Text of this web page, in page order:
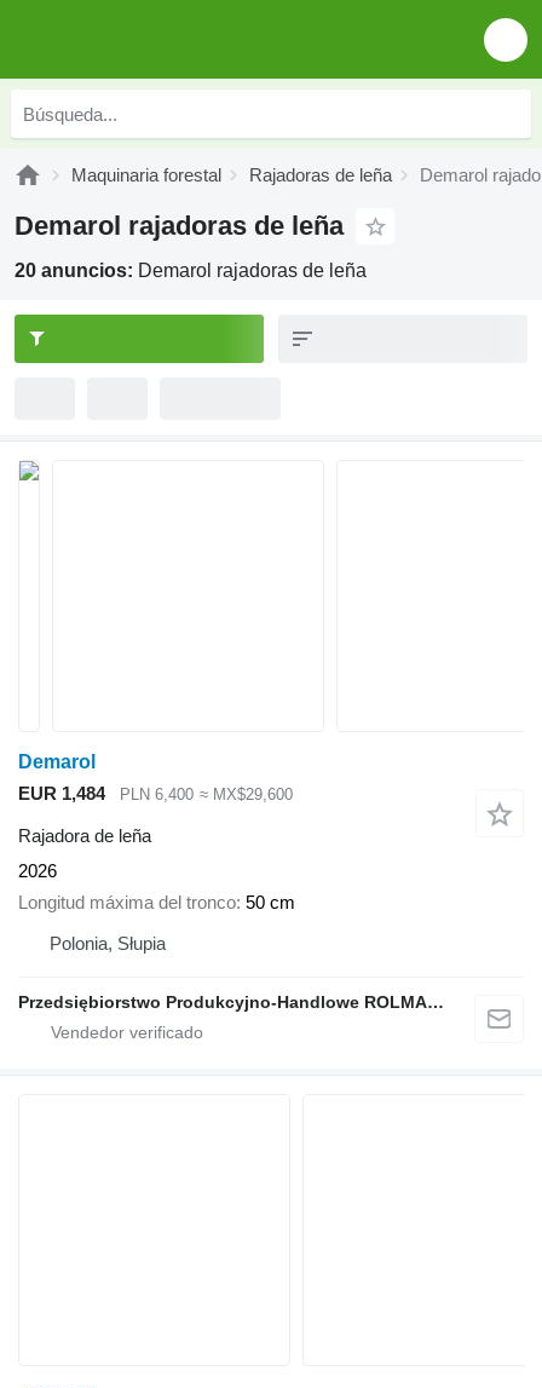
Maquinaria forestal Rajadoras de leña Demarol
Demarol rajadoras de leña
20 anuncios: Demarol rajadoras de leña
Demarol
EUR 1,484
PLN 6,400 ≈ MX$29,600
Rajadora de leña
2026
Longitud máxima del tronco 50 cm
Polonia, Słupia
Przedsiębiorstwo Produkcyjno-Handlowe ROLMAPOL Marcin Dziekan